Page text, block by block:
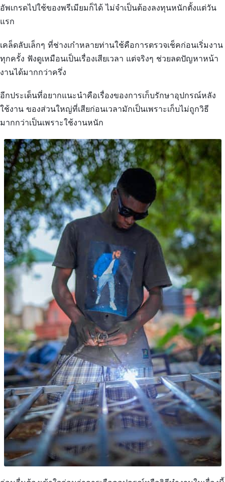
อัพเกรดไปใช้ของพรีเมียมก็ได้ ไม่จำเป็นต้องลงทุนหนักตั้งแต่วัน
แรก
เคล็ดลับเล็กๆ ที่ช่างเก๋าหลายท่านใช้คือการตรวจเช็คก่อนเริ่มงาน
ทุกครั้ง ฟังดูเหมือนเป็นเรื่องเสียเวลา แต่จริงๆ ช่วยลดปัญหาหน้า
งานได้มากกว่าครึ่ง
อีกประเด็นที่อยากแนะนำคือเรื่องของการเก็บรักษาอุปกรณ์หลัง
ใช้งาน ของส่วนใหญ่ที่เสียก่อนเวลามักเป็นเพราะเก็บไม่ถูกวิธี
มากกว่าเป็นเพราะใช้งานหนัก